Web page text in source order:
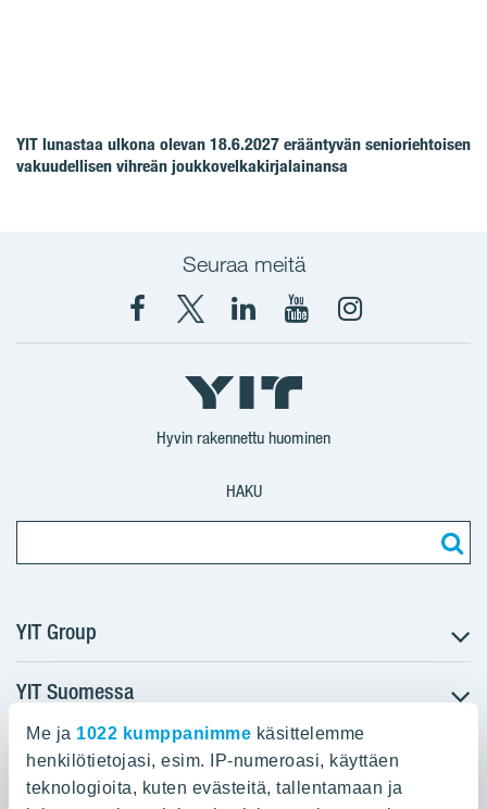
Me ja 1022 kumppanimme käsittelemme
henkilötietojasi, esim. IP-numeroasi, käyttäen
teknologioita, kuten evästeitä, tallentamaan ja
YIT lunastaa ulkona olevan 18.6.2027 erääntyvän senioriehtoisen
vakuudellisen vihreän joukkovelkakirjalainansa
Seuraa meitä
Facebook
X
YIT
Suomi
YIT
Corporation
YIT
Corporation
Instagram
Hyvin rakennettu huominen
HAKU
YIT Group
Tietoa YIT:stä
Töihin meille
Sijoittajat
Projektit
YIT Suomessa
Myytävät asunnot
Vuokrattavat toimitilat
YIT:n pääkonttori
Panuntie 11, PL 36, 00620 Helsinki